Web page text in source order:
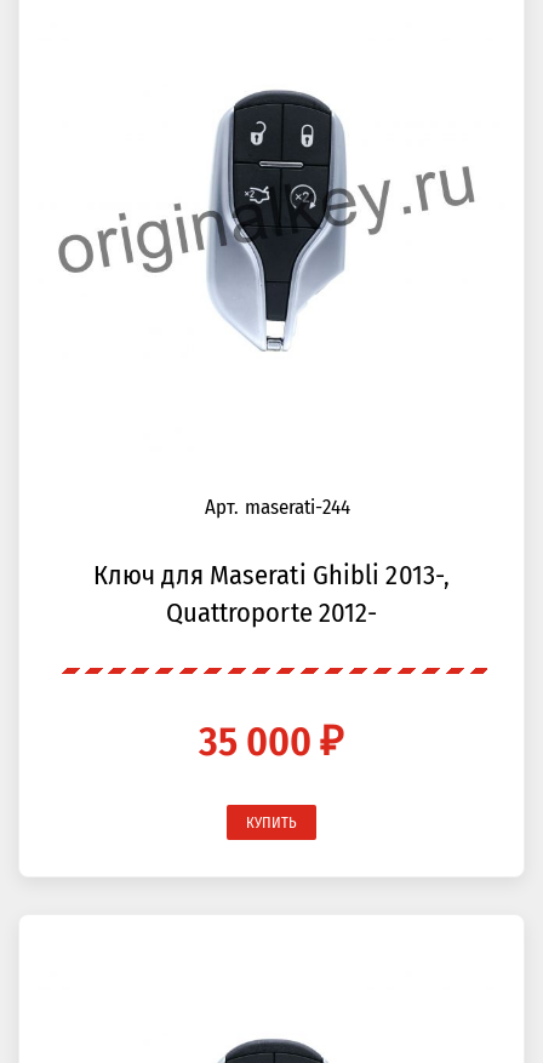
Арт. maserati-244
Ключ для Maserati Ghibli 2013-,
Quattroporte 2012-
35 000 ₽
КУПИТЬ